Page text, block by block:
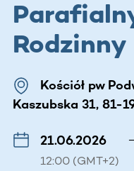
Rodzinny
Kościół pw
Kaszubska 31, 81-
21.06.2026
12:00 (GMT+2)
–